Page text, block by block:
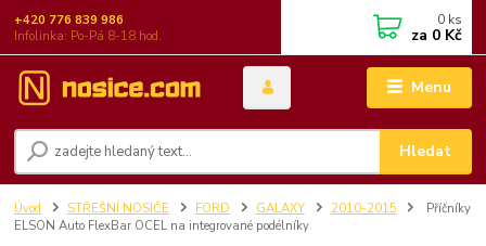
Menu
Hledat
+420 776 839 986
Infolinka: Po-Pá 8-18 hod.
0 ks
za 0 Kč
Úvod STŘEŠNÍ NOSIČE FORD GALAXY 2010-2015
Příčníky
ELSON Auto FlexBar OCEL na integrované podélníky